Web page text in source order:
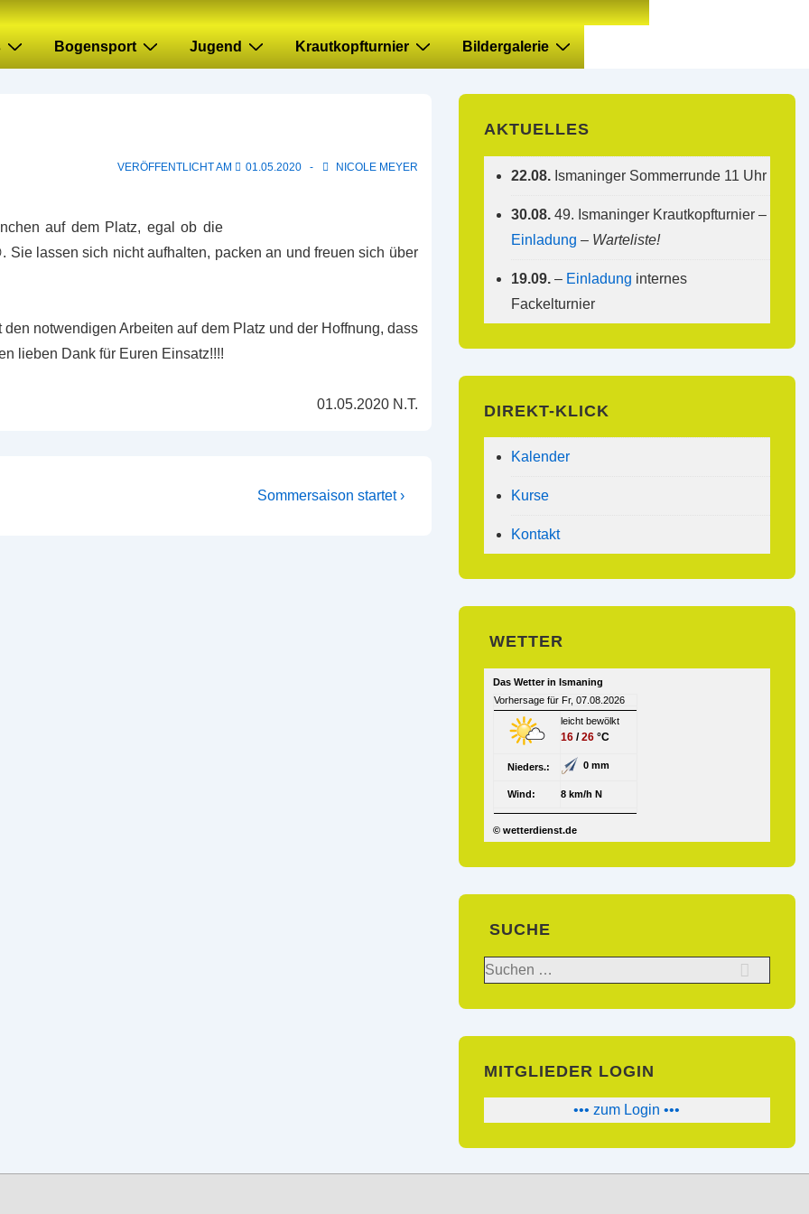
Bogensport Jugend Krautkopfturnier Bildergalerie
VERÖFFENTLICHT AM 01.05.2020 NICOLE MEYER
auf dem Platz, egal ob die
lassen sich nicht aufhalten, packen an und freuen sich über
den notwendigen Arbeiten auf dem Platz und der Hoffnung, dass
lieben Dank für Euren Einsatz!!!!
01.05.2020 N.T.
Nächster
Sommersaison startet ›
AKTUELLES
22.08. Ismaninger Sommerrunde 11 Uhr
30.08. 49. Ismaninger Krautkopfturnier –
Einladung – Warteliste!
19.09. – Einladung internes
Fackelturnier
DIREKT-KLICK
Kalender
Kurse
Kontakt
WETTER
Das Wetter in Ismaning
Vorhersage für Fr, 07.08.2026
leicht bewölkt
16/26°C
Nieders.: 0 mm
Wind: 8 km/h N
© wetterdienst.de
SUCHE
Suchen
nach:
MITGLIEDER LOGIN
••• zum Login •••